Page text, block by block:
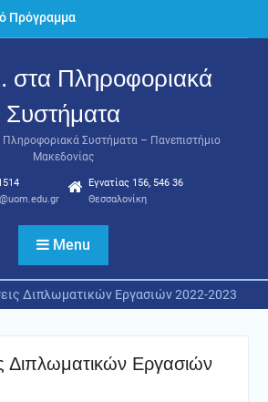
Πρόγραμμα
Α’ Εαρινού
υποβολής
στα
Συστήματα
15/02/2026
2025-
Πληροφοριακά
Συστήματα
Πληροφοριακά Συστήματα – Πανεπιστήμιο
Μακεδονίας
Εγνατίας 156, 546 36
Θεσσαλονίκη
Menu
Διπλωματικών Εργασιών 2022-2023
Διπλωματικών Εργασιών